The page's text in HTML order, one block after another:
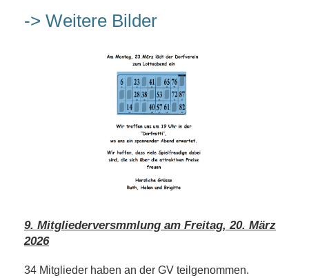
-> Weitere Bilder
9. Mitgliederversmmlung am Freitag, 20. März
2026
34 Mitglieder haben an der GV teilgenommen.